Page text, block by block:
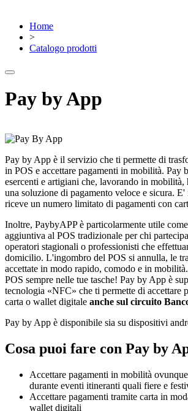
Home
>
Catalogo prodotti
Pay by App
Pay by App è il servizio che ti permette di
in POS e accettare pagamenti in mobilità. Pay
esercenti e artigiani che, lavorando in mobilità,
una soluzione di pagamento veloce e sicura. E'
riceve un numero limitato di pagamenti con
Inoltre, PaybyAPP è particolarmente utile
aggiuntiva al POS tradizionale per chi
operatori stagionali o professionisti che
domicilio. L'ingombro del POS si annulla, le
accettate in modo rapido, comodo e in
POS sempre nelle tue tasche! Pay by App è
tecnologia «NFC» che ti permette di accettare
carta o wallet digitale anche sul circuito
Pay by App è disponibile sia su dispositivi
Cosa puoi fare con Pay by
Accettare pagamenti in mobilità
durante eventi itineranti quali fiere e
Accettare pagamenti tramite carta in
wallet digitali